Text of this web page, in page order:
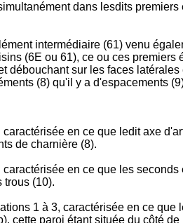
dans lesdits premiers
intermédiaire (61) venu
(6E ou 61), ce ou ces
débouchant sur les faces
(8) qu'il y a d'espacements
en ce que ledit axe
de charnière (8).
en ce que les
trous (10).
1 à 3, caractérisée en ce
cette paroi étant située du côté